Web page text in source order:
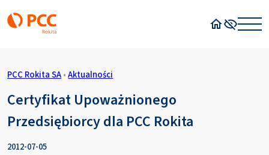
PCC Rokita SA • Aktualności
Certyfikat Upoważnionego
Przedsiębiorcy dla PCC Rokita
2012-07-05